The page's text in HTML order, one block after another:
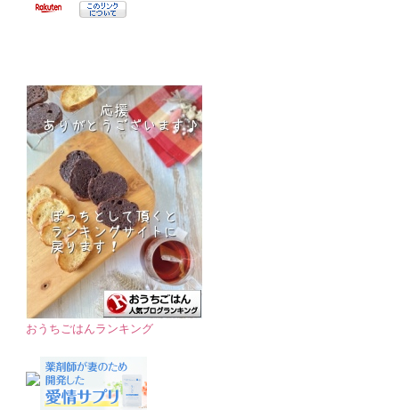
おうちごはんランキング